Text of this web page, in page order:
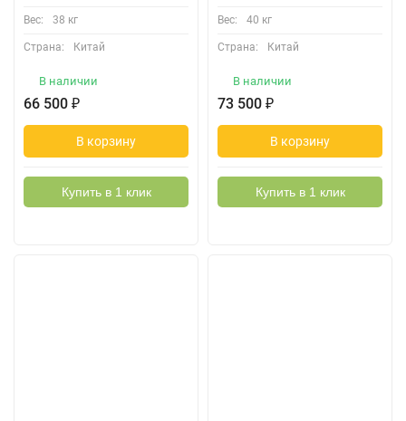
Вес: 38 кг
Страна: Китай
В наличии
66 500 ₽
В корзину
Купить в 1 клик
Вес: 40 кг
Страна: Китай
В наличии
73 500 ₽
В корзину
Купить в 1 клик